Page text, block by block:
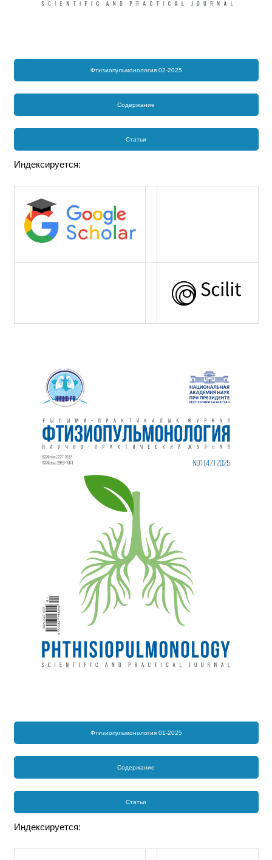
Фтизиопульмонология 02-2025
Содержание
Статьи
Индексируется:
Фтизиопульмонология 01-2025
Содержание
Статьи
Индексируется: